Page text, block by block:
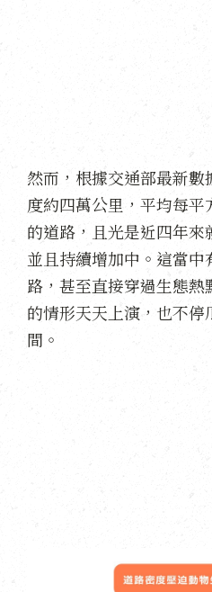
然而，根據交通部最新
度約四萬公里，平均每
的道路，且光是近四年來
並且持續增加中。這當
路，甚至直接穿過生態
的情形天天上演，也不
間。